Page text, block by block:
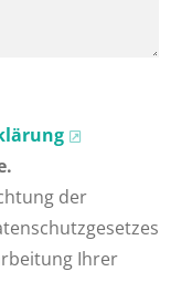
der
Ihrer